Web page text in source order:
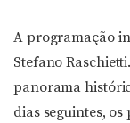
A programação
Stefano
panorama
dias seguintes,